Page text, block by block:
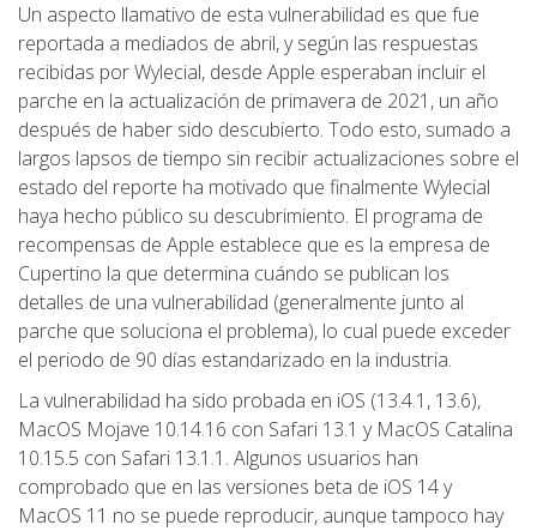
Un aspecto llamativo de esta vulnerabilidad es que fue
reportada a mediados de abril, y según las respuestas
recibidas por Wylecial, desde Apple esperaban incluir el
parche en la actualización de primavera de 2021, un año
después de haber sido descubierto. Todo esto, sumado a
largos lapsos de tiempo sin recibir actualizaciones sobre el
estado del reporte ha motivado que finalmente Wylecial
haya hecho público su descubrimiento. El programa de
recompensas de Apple establece que es la empresa de
Cupertino la que determina cuándo se publican los
detalles de una vulnerabilidad (generalmente junto al
parche que soluciona el problema), lo cual puede exceder
el periodo de 90 días estandarizado en la industria.
La vulnerabilidad ha sido probada en iOS (13.4.1, 13.6),
MacOS Mojave 10.14.16 con Safari 13.1 y MacOS Catalina
10.15.5 con Safari 13.1.1. Algunos usuarios han
comprobado que en las versiones beta de iOS 14 y
MacOS 11 no se puede reproducir, aunque tampoco hay